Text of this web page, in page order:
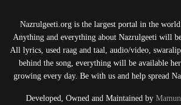
Nazrulgeeti.org is the largest portal in the
Anything and everything about Nazrulgeeti will
All lyrics, used raag and taal, audio/video,
behind the song, everything will be available
growing every day. Be with us and help spread
Developed, Owned and Maintained by